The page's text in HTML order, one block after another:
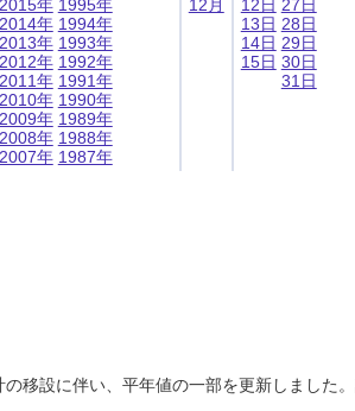
2015年
2014年
2013年
2012年
2011年
2010年
2009年
2008年
2007年
1995年
1994年
1993年
1992年
1991年
1990年
1989年
1988年
1987年
12月
12日
13日
14日
15日
27日
28日
29日
30日
31日
移設に伴い、平年値の一部を更新しました